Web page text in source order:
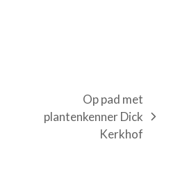
next
Op pad met
plantenkenner Dick
Kerkhof